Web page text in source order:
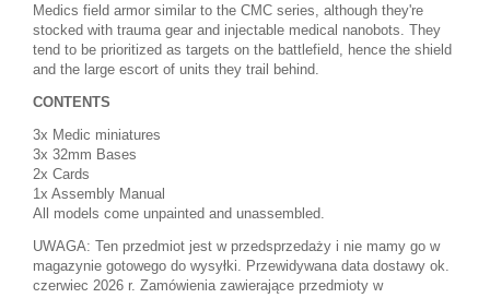
Medics field armor similar to the CMC series, although they're
stocked with trauma gear and injectable medical nanobots. They
tend to be prioritized as targets on the battlefield, hence the shield
and the large escort of units they trail behind.
CONTENTS
3x Medic miniatures
3x 32mm Bases
2x Cards
1x Assembly Manual
All models come unpainted and unassembled.
UWAGA: Ten przedmiot jest w przedsprzedaży i nie mamy go w
magazynie gotowego do wysyłki. Przewidywana data dostawy ok.
czerwiec 2026 r. Zamówienia zawierające przedmioty w